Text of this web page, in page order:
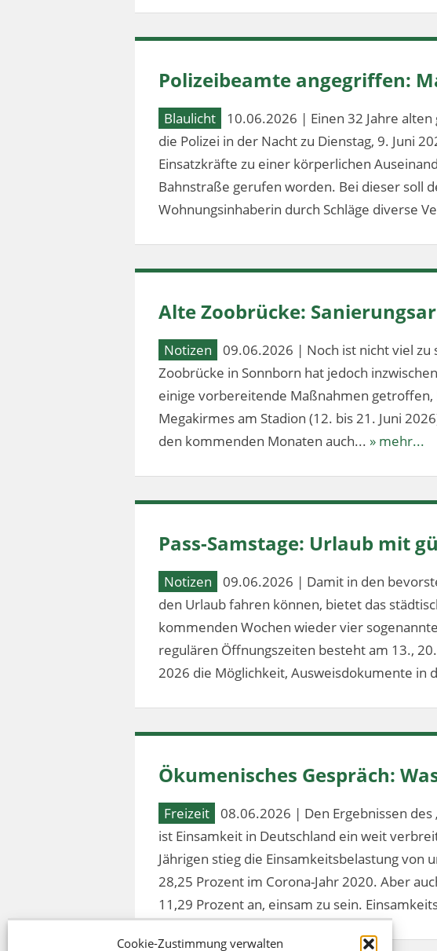
Cookie-Zustimmung verwalten
Polizeibeamte angegriffen:
Blaulicht
10.06.2026 | Einen 32 Jahre
die Polizei in der Nacht zu Dienstag, 9. Juni
Einsatzkräfte zu einer körperlichen
Bahnstraße gerufen worden. Bei dieser soll
Wohnungsinhaberin durch Schläge diverse
Alte Zoobrücke:
Notizen
09.06.2026 | Noch ist nicht viel zu
Zoobrücke in Sonnborn hat jedoch
einige vorbereitende Maßnahmen getroffen,
Megakirmes am Stadion (12. bis 21. Juni
den kommenden Monaten auch... » mehr...
Pass-Samstage: Urlaub mit
Notizen
09.06.2026 | Damit in den
den Urlaub fahren können, bietet das
kommenden Wochen wieder vier sogenannte
regulären Öffnungszeiten besteht am 13.,
2026 die Möglichkeit, Ausweisdokumente in
Ökumenisches Gespräch:
Freizeit
08.06.2026 | Den Ergebnissen
ist Einsamkeit in Deutschland ein weit
Jährigen stieg die Einsamkeitsbelastung von
28,25 Prozent im Corona-Jahr 2020. Aber
11,29 Prozent an, einsam zu sein.